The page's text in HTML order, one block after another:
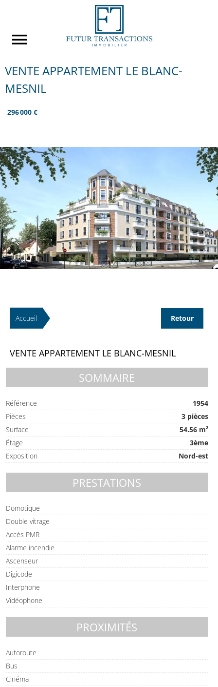
VENTE APPARTEMENT LE BLANC-
MESNIL
296 000 €
Accueil Retour
VENTE APPARTEMENT LE BLANC-MESNIL
SOMMAIRE
Référence
1954
Pièces
3 pièces
Surface
54.56 m²
Étage
3ème
Exposition
Nord-est
PRESTATIONS
Domotique
Double vitrage
Accès PMR
Alarme incendie
Ascenseur
Digicode
Interphone
Vidéophone
PROXIMITÉS
Autoroute
Bus
Cinéma